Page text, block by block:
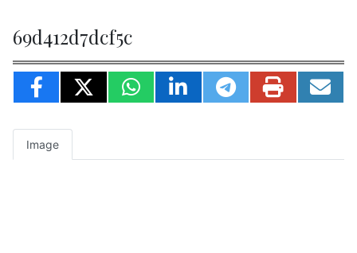
69d412d7dcf5c
Image